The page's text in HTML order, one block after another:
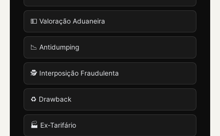
💵 Valoração Aduaneira
📉 Antidumping
🕵️ Interposição Fraudulenta
♻️ Drawback
🏭 Ex-Tarifário